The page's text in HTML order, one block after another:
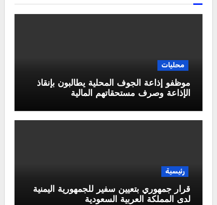
محليات
موظفو إذاعة الجوف المحلية يطالبون بإنقاذ
الإذاعة وصرف مستحقاتهم المالية
رئيسية
قرار جمهوري بتعيين سفير للجمهورية اليمنية
لدى المملكة العربية السعودية